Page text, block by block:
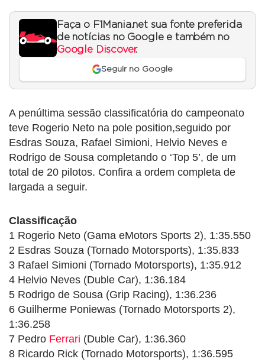
Faça o F1Mania.net sua fonte preferida
de notícias no Google e também no
Google Discover.
Seguir no Google
A penúltima sessão classificatória do campeonato
teve Rogerio Neto na pole position,seguido por
Esdras Souza, Rafael Simioni, Helvio Neves e
Rodrigo de Sousa completando o ‘Top 5’, de um
total de 20 pilotos. Confira a ordem completa de
largada a seguir.
Classificação
1 Rogerio Neto (Gama eMotors Sports 2), 1:35.550
2 Esdras Souza (Tornado Motorsports), 1:35.833
3 Rafael Simioni (Tornado Motorsports), 1:35.912
4 Helvio Neves (Duble Car), 1:36.184
5 Rodrigo de Sousa (Grip Racing), 1:36.236
6 Guilherme Poniewas (Tornado Motorsports 2),
1:36.258
7 Pedro Ferrari (Duble Car), 1:36.360
8 Ricardo Rick (Tornado Motorsports), 1:36.595